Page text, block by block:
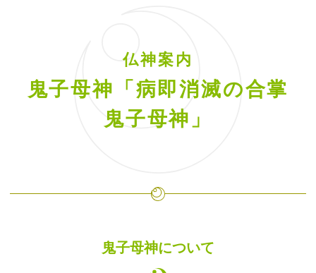
仏神案内
鬼子母神「病即消滅の合掌
鬼子母神」
鬼子母神について